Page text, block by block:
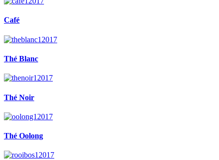
Café
Thé Blanc
Thé Noir
Thé Oolong